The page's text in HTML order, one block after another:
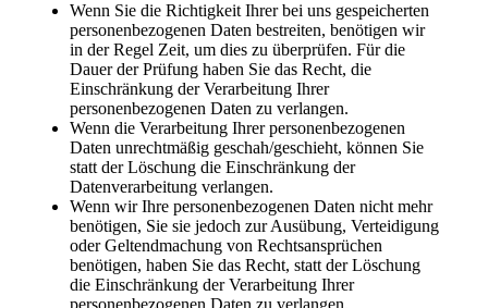
Wenn Sie die Richtigkeit Ihrer bei uns gespeicherten
personenbezogenen Daten bestreiten, benötigen wir
in der Regel Zeit, um dies zu überprüfen. Für die
Dauer der Prüfung haben Sie das Recht, die
Einschränkung der Verarbeitung Ihrer
personenbezogenen Daten zu verlangen.
Wenn die Verarbeitung Ihrer personenbezogenen
Daten unrechtmäßig geschah/geschieht, können Sie
statt der Löschung die Einschränkung der
Datenverarbeitung verlangen.
Wenn wir Ihre personenbezogenen Daten nicht mehr
benötigen, Sie sie jedoch zur Ausübung, Verteidigung
oder Geltendmachung von Rechtsansprüchen
benötigen, haben Sie das Recht, statt der Löschung
die Einschränkung der Verarbeitung Ihrer
personenbezogenen Daten zu verlangen.